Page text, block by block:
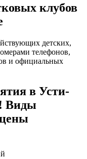
клубов
детских,
телефонов,
и официальных
в Усти-
Виды